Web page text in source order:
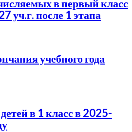
в первый класс
уч.г. после 1 этапа
учебного года
в 1 класс в 2025-